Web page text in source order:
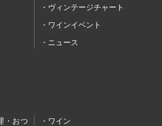
ヴィンテージチャート
ワインイベント
ニュース
・おつ
ワイン